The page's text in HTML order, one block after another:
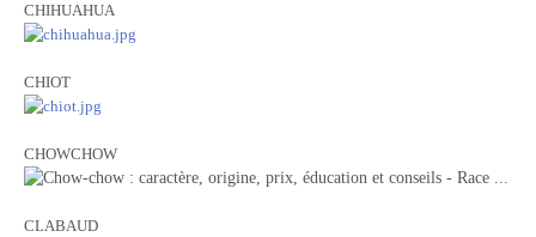
CHIHUAHUA
CHIOT
CHOWCHOW
CLABAUD